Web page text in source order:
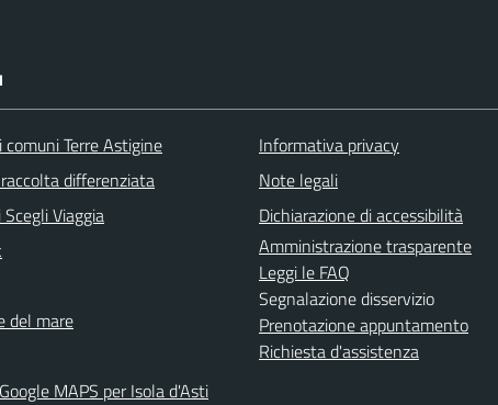
comuni Terre Astigine
differenziata
Viaggia
del mare
MAPS per Isola d'Asti
Informativa privacy
Note legali
Dichiarazione di accessibilità
Amministrazione trasparente
Leggi le FAQ
Segnalazione disservizio
Prenotazione appuntamento
Richiesta d'assistenza